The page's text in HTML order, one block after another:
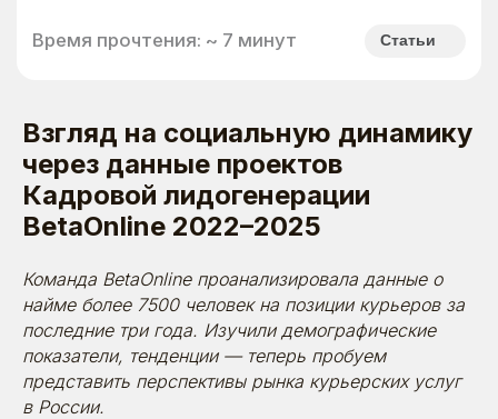
Взгляд на социальную динамику
через данные проектов
Кадровой лидогенерации
BetaOnline 2022–2025
Команда BetaOnline проанализировала данные о
найме более 7500 человек на позиции курьеров за
последние три года. Изучили демографические
показатели, тенденции — теперь пробуем
представить перспективы рынка курьерских услуг
в России.